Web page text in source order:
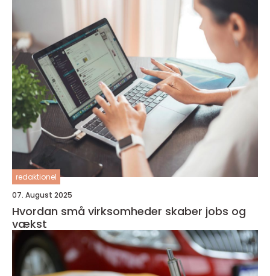
redaktionel
07. August 2025
Hvordan små virksomheder skaber jobs og
vækst